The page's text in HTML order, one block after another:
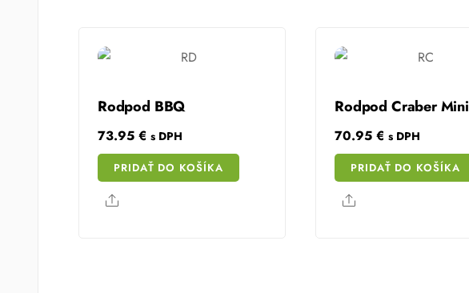
Rodpod BBQ
73.95 € s DPH
PRIDAŤ DO KOŠÍKA
Share
Rodpod Craber Mini
70.95€ s DPH
PRIDAŤ DO KOŠÍKA
Share